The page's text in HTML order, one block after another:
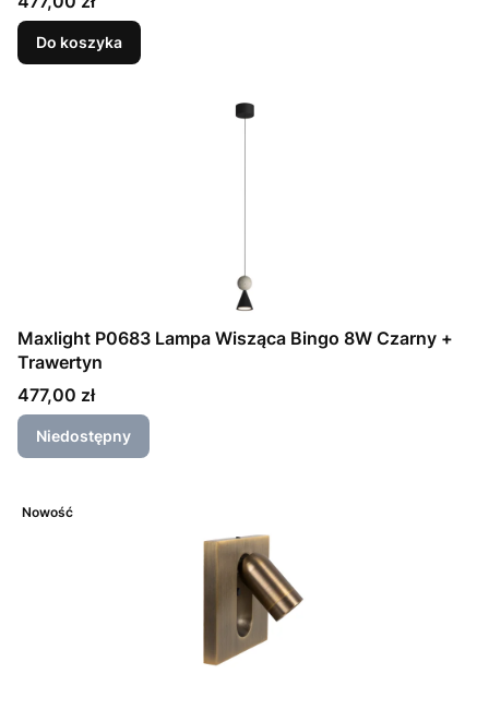
Do koszyka
Maxlight P0683 Lampa Wisząca Bingo 8W Czarny +
Trawertyn
Cena
477,00 zł
Niedostępny
Nowość